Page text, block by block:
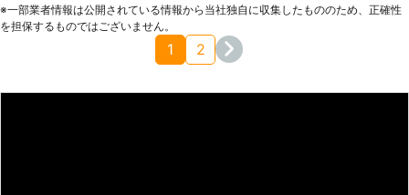
なければなりません。 もちろん、好
ないと思いますが、知らないうちにシ
ロアリの温床となっていることもあり
をかけてくれて不安も和らぎました。作業自体も丁寧で安心し
て任せられました。しいていうならばもう少し安い値段を期待
していましたが、全体的に満足のできる業者だったと思いま
千葉県 柏市 2016年11月11日
※⼀部業者情報は公開されている情報から当社独⾃に収集したもののため、正確性
を担保するものではございません。
1 2